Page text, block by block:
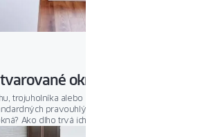
okná
trojuholníka alebo lichobežníka sa v mnohých
pravouhlých a štvorcových rámov.
Ako dlho trvá ich výroba? Sú tepelne
otázky týkajúce sa neštandardných